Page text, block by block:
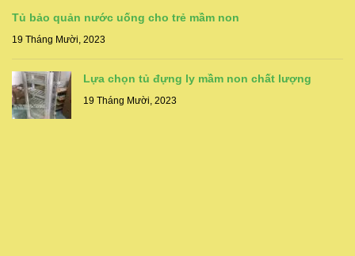
Tủ bảo quản nước uống cho trẻ mầm non
19 Tháng Mười, 2023
Lựa chọn tủ đựng ly mầm non chất lượng
19 Tháng Mười, 2023